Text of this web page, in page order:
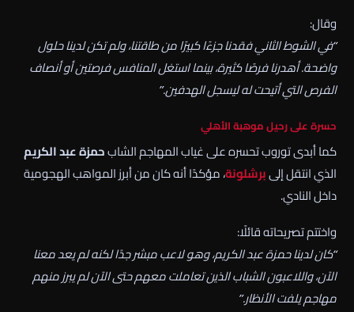
وقال:
“في الشوط الثاني فقدنا جزءًا كبيرًا من طاقتنا، ولم تكن لدينا حلول
واضحة. أهدرنا فرصًا كثيرة، بينما استغل المنافس فرصتين أو أنصاف
الفرص التي أتيحت له ليسجل الهدفين.”
حسرة على رحيل موهبة الأهلي
كما أبدى توروب تحسره على غياب المهاجم الشابحمزة عبد الكريم
الذي انتقل إلىبرشلونة، مؤكدًا أنه كان من أبرز المواهب الهجومية
داخل النادي.
واختتم تصريحاته قائلًا:
“كان لدينا حمزة عبد الكريم، وهو لاعب مبشر جدًا لكنه لم يعد معنا
الآن، واللاعبون الشباب الذين تعاملت معهم حتى الآن لم يبرز منهم
مهاجم يلفت الأنظار.”